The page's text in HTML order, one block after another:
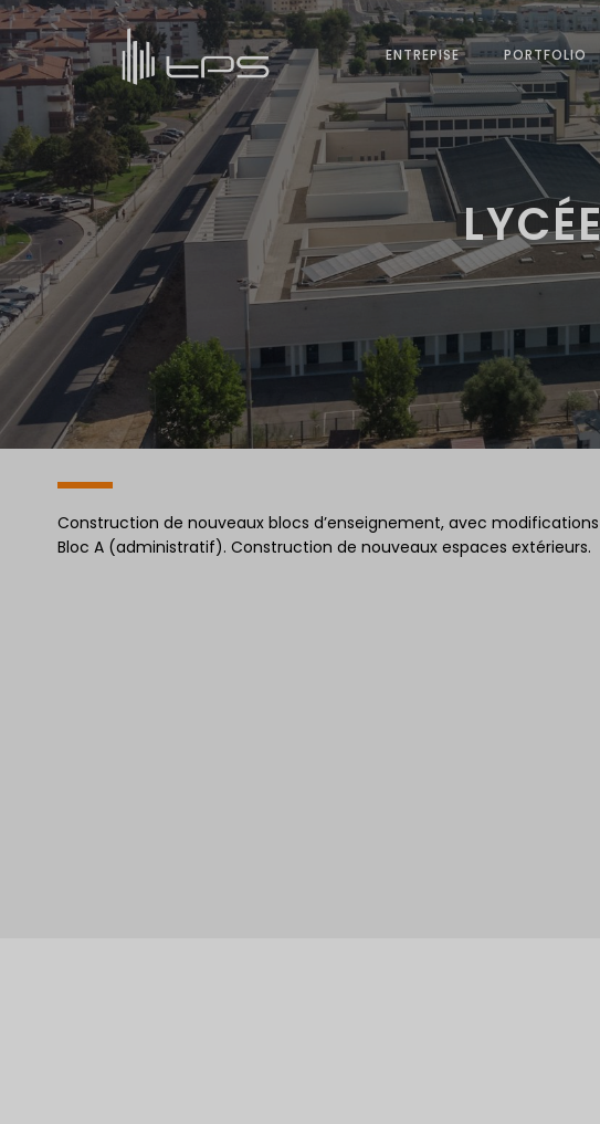
ENTREPISE PORTFOLIO
Construction de nouveaux blocs d’enseignement, avec
Bloc A (administratif). Construction de nouveaux espaces extérieurs.